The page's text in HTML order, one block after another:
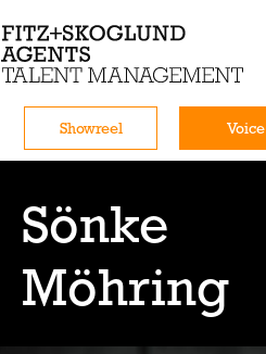
Sönke
Möhring
Showreel Voice